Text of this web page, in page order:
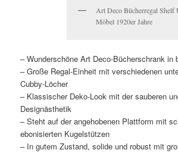
Art Deco Bücherregal Shelf
Möbel 1920er Jahre
– Wunderschöne Art Deco-Bücherschrank in
– Große Regal-Einheit mit verschiedenen
Cubby-Löcher
– Klassischer Deko-Look mit der sauberen
Designästhetik
– Steht auf der angehobenen Plattform mit
ebonisierten Kugelstützen
– In gutem Zustand, solide und robust mit